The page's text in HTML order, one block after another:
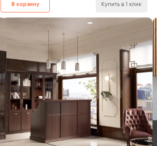
В корзину Купить в 1 клик